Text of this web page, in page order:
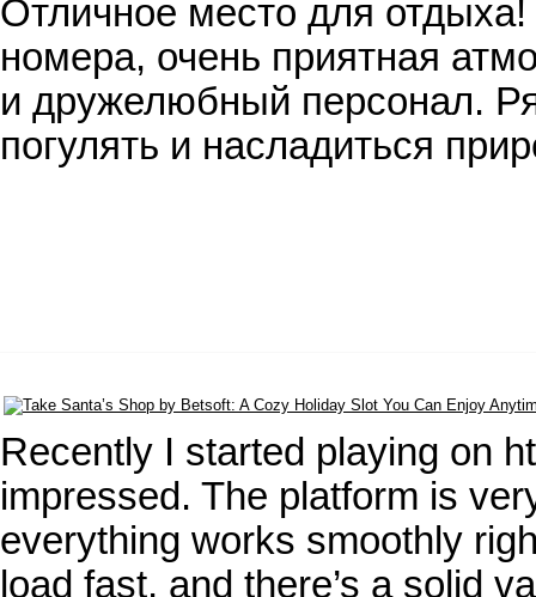
Отличное место для
номера, очень приятная
и дружелюбный персонал.
погулять и насладиться
Recently I started playing on
impressed. The platform is
everything works smoothly
load fast, and there’s a solid